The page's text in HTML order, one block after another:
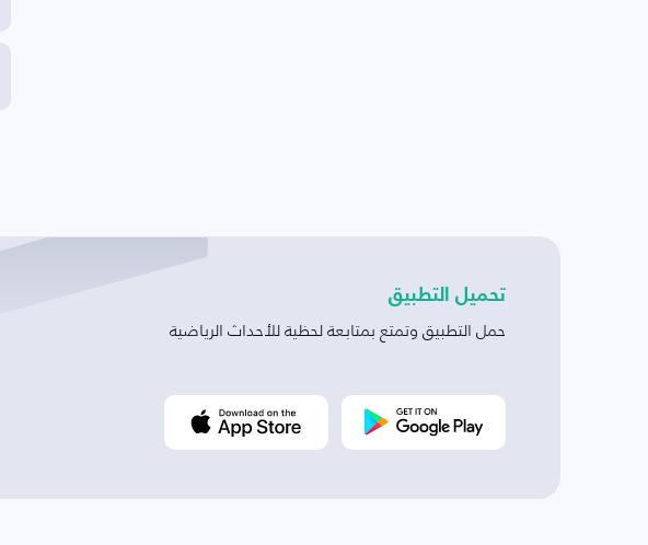
تحميل التطبيق
حمل التطبيق وتمتع بمتابعة لحظية للأحداث الرياضية